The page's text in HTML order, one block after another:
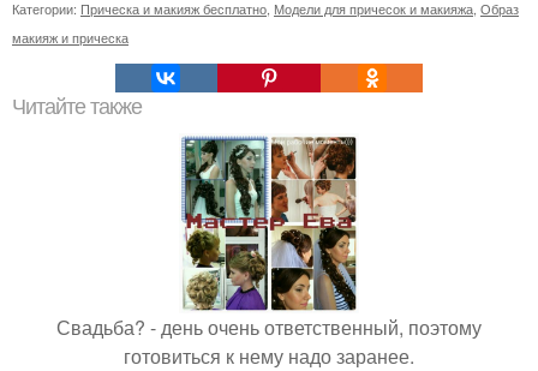
Категории: Прическа и макияж бесплатно Модели для причесок и макияжа Образ
макияж и прическа
Читайте также
Свадьба? - день очень ответственный, поэтому
готовиться к нему надо заранее.